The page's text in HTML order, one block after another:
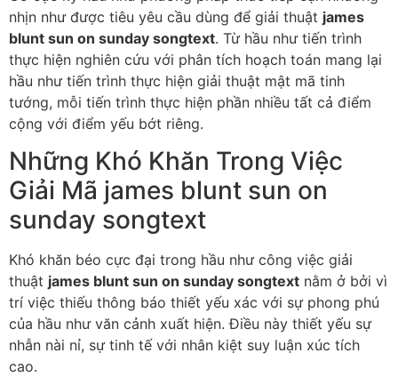
nhịn như được tiêu yêu cầu dùng để giải thuật james
blunt sun on sunday songtext. Từ hầu như tiến trình
thực hiện nghiên cứu với phân tích hoạch toán mang lại
hầu như tiến trình thực hiện giải thuật mật mã tinh
tướng, mỗi tiến trình thực hiện phần nhiều tất cả điểm
cộng với điểm yếu bớt riêng.
Những Khó Khăn Trong Việc
Giải Mã james blunt sun on
sunday songtext
Khó khăn béo cực đại trong hầu như công việc giải
thuật james blunt sun on sunday songtext nằm ở bởi vì
trí việc thiếu thông báo thiết yếu xác với sự phong phú
của hầu như văn cảnh xuất hiện. Điều này thiết yếu sự
nhẫn nài nỉ, sự tinh tế với nhân kiệt suy luận xúc tích
cao.